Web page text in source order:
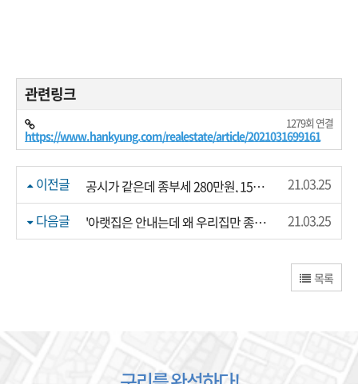
관련링크
https://www.hankyung.com/realestate/article/2021031699161
1279회 연결
이전글 공시가 같은데 종부세 280만원, 1570만원,,,엇갈린 부부 공동소유 희비
21.03.25
다음글
'아랫집은 안내는데 왜 우리집만 종부세 내죠' 21.03.25
목록